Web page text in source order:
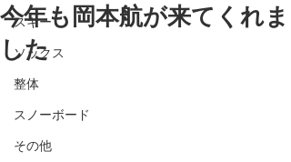
スキー
ソックス
整体
スノーボード
その他
今年も岡本航が来てくれま
した